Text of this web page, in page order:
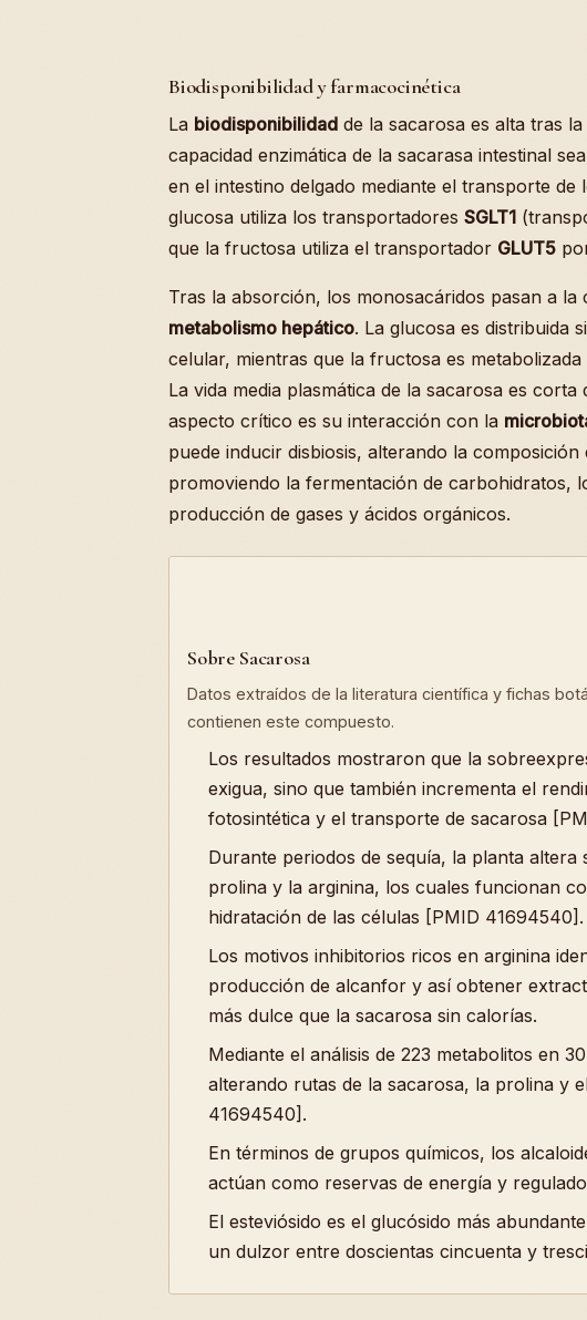
Biodisponibilidad y farmacocinética
La biodisponibilidad de la sacarosa es alta tras
capacidad enzimática de la sacarasa intestinal
en el intestino delgado mediante el transporte de
glucosa utiliza los transportadores SGLT1
que la fructosa utiliza el transportador GLUT5
Tras la absorción, los monosacáridos pasan a
metabolismo hepático. La glucosa es distribuida
celular, mientras que la fructosa es
La vida media plasmática de la sacarosa es
aspecto crítico es su interacción con la
puede inducir disbiosis, alterando la
promoviendo la fermentación de carbohidratos,
producción de gases y ácidos orgánicos.
Sobre Sacarosa
Datos extraídos de la literatura científica y fichas
contienen este compuesto.
Los resultados mostraron que la
exigua, sino que también incrementa el
fotosintética y el transporte de sacarosa
Durante periodos de sequía, la planta
prolina y la arginina, los cuales funcionan
hidratación de las células [PMID 41694540].
Los motivos inhibitorios ricos en arginina
producción de alcanfor y así obtener
más dulce que la sacarosa sin calorías.
Mediante el análisis de 223 metabolitos en
alterando rutas de la sacarosa, la prolina y
41694540].
En términos de grupos químicos, los
actúan como reservas de energía y
El esteviósido es el glucósido más
un dulzor entre doscientas cincuenta y